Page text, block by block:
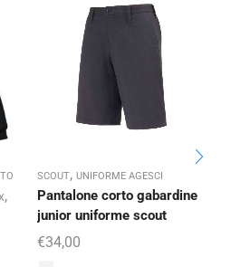
,
SCOUT, UNIFORME AGESCI
Pantalone corto gabardine
junior uniforme scout
€34,00